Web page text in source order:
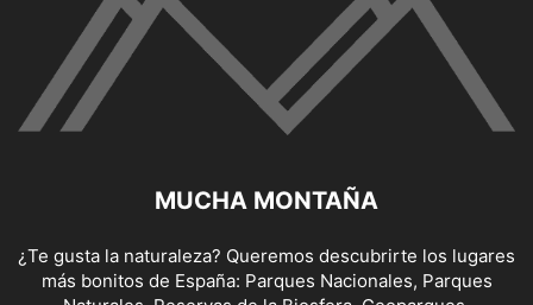
MUCHA MONTAÑA
¿Te gusta la naturaleza? Queremos descubrirte los lugares
más bonitos de España: Parques Nacionales, Parques